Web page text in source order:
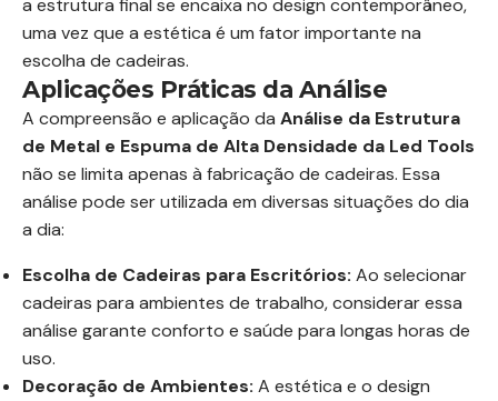
a estrutura final se encaixa no design contemporâneo,
uma vez que a estética é um fator importante na
escolha de cadeiras.
Aplicações Práticas da Análise
A compreensão e aplicação da Análise da Estrutura
de Metal e Espuma de Alta Densidade da Led Tools
não se limita apenas à fabricação de cadeiras. Essa
análise pode ser utilizada em diversas situações do dia
a dia:
Escolha de Cadeiras para Escritórios: Ao selecionar
cadeiras para ambientes de trabalho, considerar essa
análise garante conforto e saúde para longas horas de
uso.
Decoração de Ambientes: A estética e o design